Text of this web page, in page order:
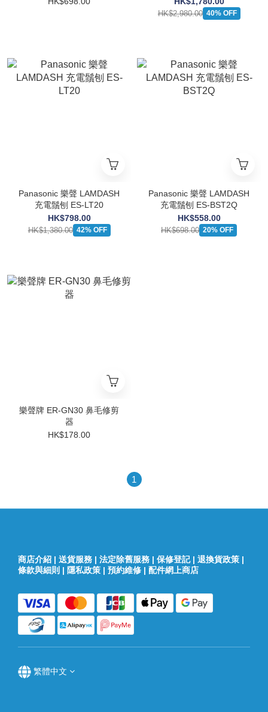
HK$2,980.00 40% OFF
Panasonic 樂聲 LAMDASH
充電鬚刨 ES-LT20
HK$798.00
HK$1,380.00 42% OFF
Panasonic 樂聲 LAMDASH
充電鬚刨 ES-BST2Q
HK$558.00
HK$698.00 20% OFF
樂聲牌 ER-GN30 鼻毛修剪
器
HK$178.00
1
商店介紹 | 送貨服務 | 法定除舊服務 | 保修登記| 退換貨政策 |
條款與細則 | 隱私政策 | 預約維修 | 配件網上商店
繁體中文